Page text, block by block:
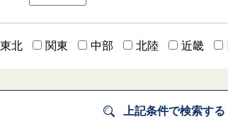
東北 関東 中部 北陸 近畿